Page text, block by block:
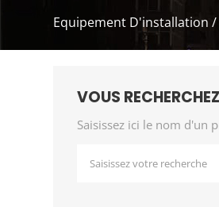
Equipement D'installation
VOUS
Saisissez ici le nom d'un